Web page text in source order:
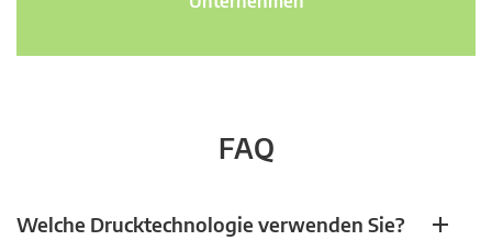
FAQ
Welche Drucktechnologie verwenden Sie?